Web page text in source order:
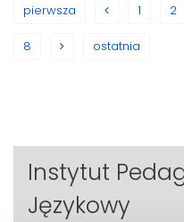
pierwsza 1 2
8 ostatnia
Instytut
Językowy